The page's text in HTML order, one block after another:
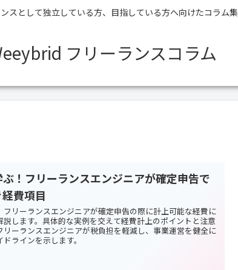
スとして独立している方、目指している方へ向けたコラム集
フリーランスコラム
！フリーランスエンジニアが確定申告で
費項目
フリーランスエンジニアが確定申告の際に計上可能な経費に
説します。具体的な実例を交えて経費計上のポイントと注意
リーランスエンジニアが税負担を軽減し、事業運営を健全に
ラインを示します。